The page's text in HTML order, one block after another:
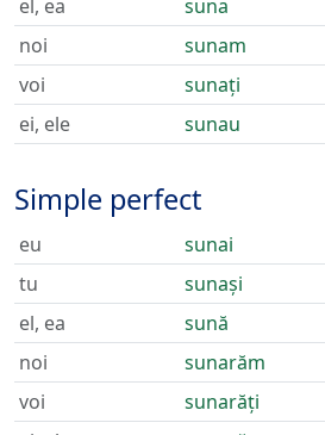
el, ea
suna
noi
sunam
voi
sunați
ei, ele
sunau
Simple perfect
eu
sunai
tu
sunași
el, ea
sună
noi
sunarăm
voi
sunarăți